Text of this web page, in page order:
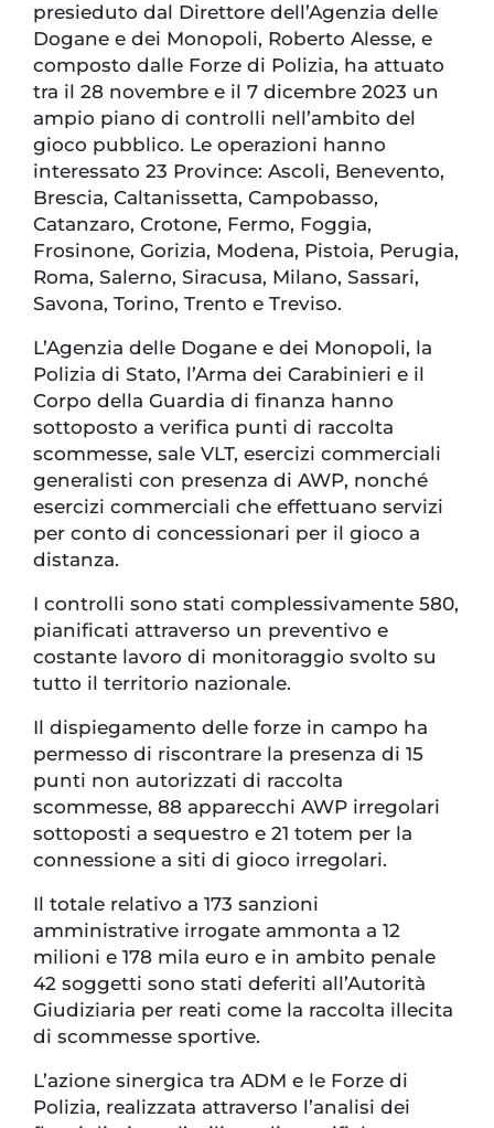
presieduto dal Direttore dell’Agenzia delle
Dogane e dei Monopoli, Roberto Alesse, e
composto dalle Forze di Polizia, ha attuato
tra il 28 novembre e il 7 dicembre 2023 un
ampio piano di controlli nell’ambito del
gioco pubblico. Le operazioni hanno
interessato 23 Province: Ascoli, Benevento,
Brescia, Caltanissetta, Campobasso,
Catanzaro, Crotone, Fermo, Foggia,
Frosinone, Gorizia, Modena, Pistoia, Perugia,
Roma, Salerno, Siracusa, Milano, Sassari,
Savona, Torino, Trento e Treviso.
L’Agenzia delle Dogane e dei Monopoli, la
Polizia di Stato, l’Arma dei Carabinieri e il
Corpo della Guardia di finanza hanno
sottoposto a verifica punti di raccolta
scommesse, sale VLT, esercizi commerciali
generalisti con presenza di AWP, nonché
esercizi commerciali che effettuano servizi
per conto di concessionari per il gioco a
distanza.
I controlli sono stati complessivamente 580,
pianificati attraverso un preventivo e
costante lavoro di monitoraggio svolto su
tutto il territorio nazionale.
Il dispiegamento delle forze in campo ha
permesso di riscontrare la presenza di 15
punti non autorizzati di raccolta
scommesse, 88 apparecchi AWP irregolari
sottoposti a sequestro e 21 totem per la
connessione a siti di gioco irregolari.
Il totale relativo a 173 sanzioni
amministrative irrogate ammonta a 12
milioni e 178 mila euro e in ambito penale
42 soggetti sono stati deferiti all’Autorità
Giudiziaria per reati come la raccolta illecita
di scommesse sportive.
L’azione sinergica tra ADM e le Forze di
Polizia, realizzata attraverso l’analisi dei